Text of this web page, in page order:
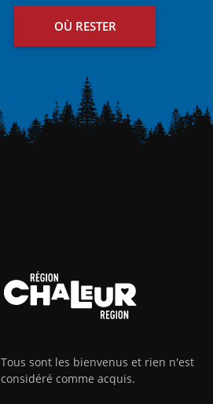
OÙ RESTER
Tous sont les bienvenus et rien n'est
considéré comme acquis.